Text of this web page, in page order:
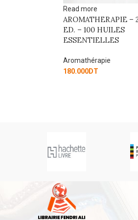
Add to cart
APPROCHES
SENSORIELLES EN
AROMATHERAPIE
Aromathérapie
490.500DT